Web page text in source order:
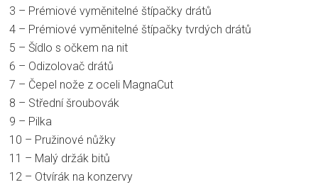
3 – Prémiové vyměnitelné štípačky drátů
4 – Prémiové vyměnitelné štípačky tvrdých drátů
5 – Šídlo s očkem na nit
6 – Odizolovač drátů
7 – Čepel nože z oceli MagnaCut
8 – Střední šroubovák
9 – Pilka
10 – Pružinové nůžky
11 – Malý držák bitů
12 – Otvírák na konzervy